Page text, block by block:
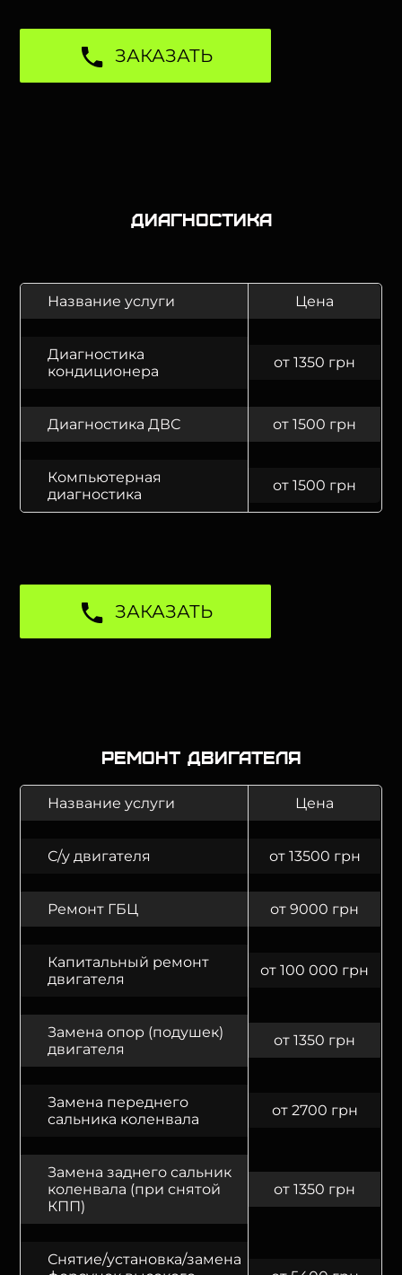
ЗАКАЗАТЬ
Диагностика
Название услуги Цена
Диагностика
кондиционера
от 1350 грн
Диагностика ДВС от 1500 грн
Компьютерная
диагностика
от 1500 грн
ЗАКАЗАТЬ
Ремонт двигателя
Название услуги Цена
С/у двигателя от 13500 грн
Ремонт ГБЦ от 9000 грн
Капитальный ремонт
двигателя
от 100 000 грн
Замена опор (подушек)
двигателя
от 1350 грн
Замена переднего
сальника коленвала
от 2700 грн
Замена заднего сальник
коленвала (при снятой
КПП)
от 1350 грн
Снятие/установка/замена